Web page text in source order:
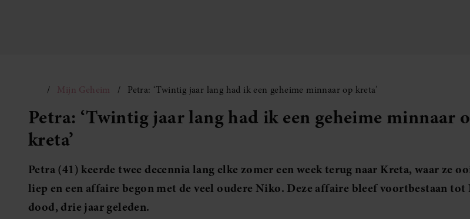
Mijn Geheim Petra: ‘Twintig jaar lang had ik een geheime minnaar op kreta’
Petra: ‘Twintig jaar lang had ik een geheime minnaar
kreta’
Petra (41) keerde twee decennia lang elke zomer een week terug naar Kreta, waar ze
liep en een affaire begon met de veel oudere Niko. Deze affaire bleef voortbestaan tot
dood, drie jaar geleden.